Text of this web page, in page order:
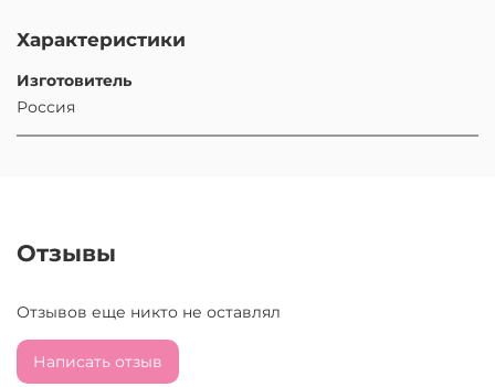
Характеристики
Изготовитель
Россия
Отзывы
Отзывов еще никто не оставлял
Написать отзыв